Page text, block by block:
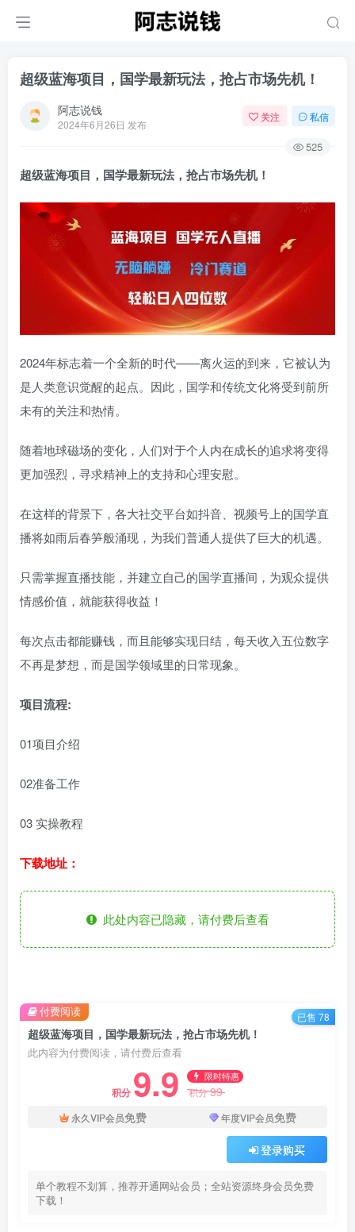
超级蓝海项目，国学最新玩法，抢占市场先机！
阿志说钱
2024年6月26日 发布
关注 私信
525
超级蓝海项目，国学最新玩法，抢占市场先机！
2024年标志着一个全新的时代——离火运的到来，它被认为
是人类意识觉醒的起点。因此，国学和传统文化将受到前所
未有的关注和热情。
随着地球磁场的变化，人们对于个人内在成长的追求将变得
更加强烈，寻求精神上的支持和心理安慰。
在这样的背景下，各大社交平台如抖音、视频号上的国学直
播将如雨后春笋般涌现，为我们普通人提供了巨大的机遇。
只需掌握直播技能，并建立自己的国学直播间，为观众提供
情感价值，就能获得收益！
每次点击都能赚钱，而且能够实现日结，每天收入五位数字
不再是梦想，而是国学领域里的日常现象。
项目流程:
01项目介绍
02准备工作
03 实操教程
下载地址：
此处内容已隐藏，请付费后查看
超级蓝海项目，国学最新玩法，抢占市场先机！
此内容为付费阅读，请付费后查看
积分 9.9 限时特惠
积分99
永久VIP会员免费 年度VIP会员免费
登录购买
单个教程不划算，推荐开通网站会员；全站资源终身会员免费
下载！
付费阅读 已售 78